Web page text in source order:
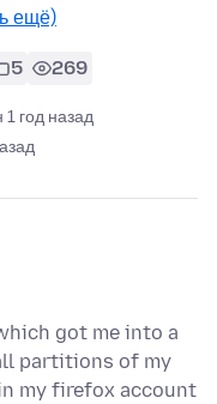
ещё)
5 269
1 год назад
got me into a
partitions of my
my firefox account